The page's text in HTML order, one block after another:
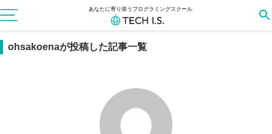
あなたに寄り添うプログラミングスクール
ohsakoenaが投稿した記事一覧